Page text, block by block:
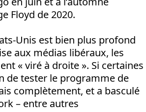
Floyd de 2020.
Unis est bien plus profond
aux médias libéraux, les
« viré à droite ». Si certaines
de tester le programme de
complètement, et a basculé
– entre autres